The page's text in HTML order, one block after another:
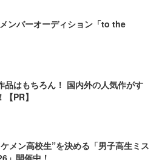
ンバーオーディション「to the
品はもちろん！ 国内外の人気作がす
PR】
メン高校生”を決める「男子高生ミス